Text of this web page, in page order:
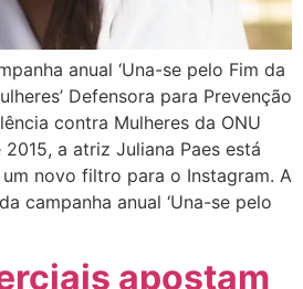
anual ‘Una-se pelo Fim da
Defensora para Prevenção
contra Mulheres da ONU
a atriz Juliana Paes está
novo filtro para o Instagram. A
campanha anual ‘Una-se pelo
apostam